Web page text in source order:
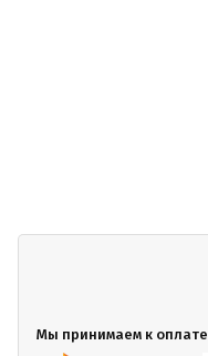
Мы принимаем к оплате